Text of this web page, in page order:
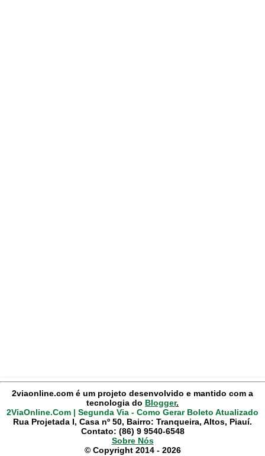
2viaonline.com é um projeto desenvolvido e mantido com a
tecnologia do Blogger.
2ViaOnline.Com | Segunda Via - Como Gerar Boleto Atualizado
Rua Projetada I, Casa nº 50, Bairro: Tranqueira, Altos, Piauí.
Contato: (86) 9 9540-6548
Sobre Nós
© Copyright 2014 - 2026